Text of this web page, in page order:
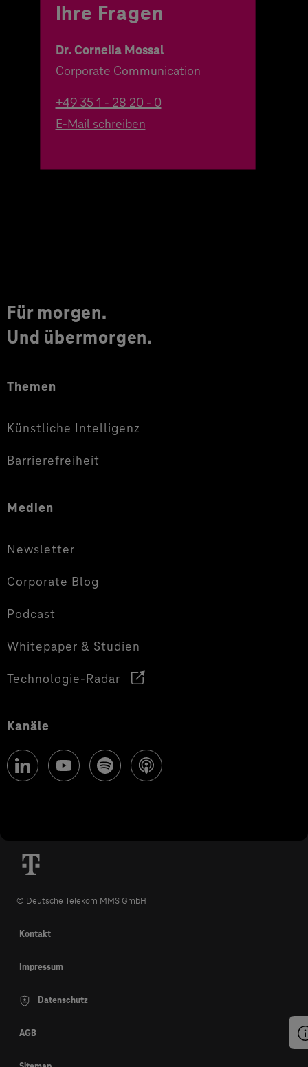
Ihre Fragen
Dr. Cornelia Mossal
Corporate Communication
+49 35 1 - 28 20 - 0
E-Mail schreiben
Für morgen.
Und übermorgen.
Themen
Künstliche Intelligenz
Barrierefreiheit
Medien
Newsletter
Corporate Blog
Podcast
Whitepaper & Studien
Technologie-Radar
Kanäle
© Deutsche Telekom MMS GmbH
Kontakt
Impressum
Datenschutz
AGB